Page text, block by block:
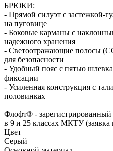
БРЮКИ:
- Прямой силуэт с застежкой-
на пуговице
- Боковые карманы с
надежного хранения
- Светоотражающие полосы
для безопасности
- Удобный пояс с пятью
фиксации
- Усиленная конструкция с
половинках
Флофт® -
в 9 и 25 классах МКТУ
Цвет
Серый